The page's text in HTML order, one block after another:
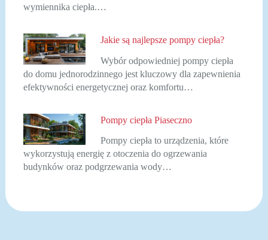
wymiennika ciepła.…
Jakie są najlepsze pompy ciepła?
Wybór odpowiedniej pompy ciepła
do domu jednorodzinnego jest kluczowy dla zapewnienia
efektywności energetycznej oraz komfortu…
Pompy ciepła Piaseczno
Pompy ciepła to urządzenia, które
wykorzystują energię z otoczenia do ogrzewania
budynków oraz podgrzewania wody…